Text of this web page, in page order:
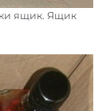
ящик. Ящик